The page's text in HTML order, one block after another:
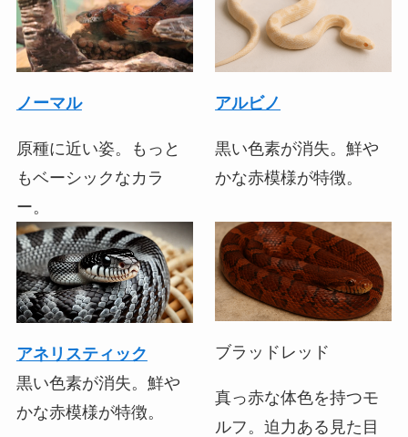
ノーマル
原種に近い姿。もっと
もベーシックなカラ
ー。
アルビノ
黒い色素が消失。鮮や
かな赤模様が特徴。
アネリスティック
黒い色素が消失。鮮や
かな赤模様が特徴。
ブラッドレッド
真っ赤な体色を持つモ
ルフ。迫力ある見た目